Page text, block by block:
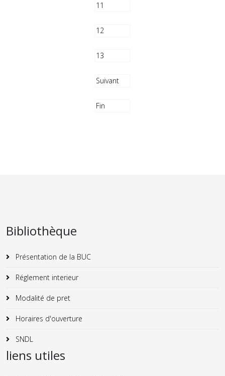
11
12
13
Suivant
Fin
Bibliothèque
Présentation de la BUC
Réglement interieur
Modalité de pret
Horaires d'ouverture
SNDL
liens utiles